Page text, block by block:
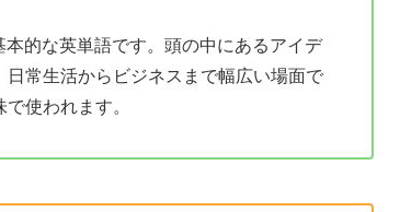
的な英単語です。頭の中にあるアイデ
常生活からビジネスまで幅広い場面で
使われます。